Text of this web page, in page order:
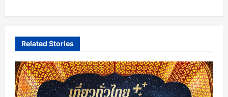
g
a
t
i
Related Stories